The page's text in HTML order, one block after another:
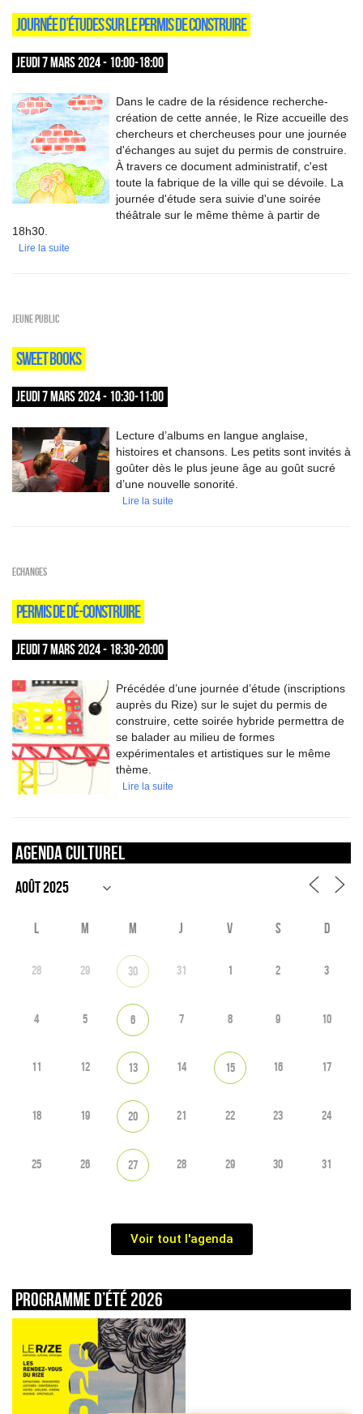
JOURNÉE D’ÉTUDES SUR LE PERMIS DE CONSTRUIRE
JEUDI 7 MARS 2024 - 10:00-18:00
Dans le cadre de la résidence recherche-
création de cette année, le Rize accueille des
chercheurs et chercheuses pour une journée
d'échanges au sujet du permis de construire.
À travers ce document administratif, c'est
toute la fabrique de la ville qui se dévoile. La
journée d'étude sera suivie d'une soirée
théâtrale sur le même thème à partir de
18h30.
Lire la suite
Jeune public
SWEET BOOKS
JEUDI 7 MARS 2024 - 10:30-11:00
Lecture d’albums en langue anglaise,
histoires et chansons. Les petits sont invités à
goûter dès le plus jeune âge au goût sucré
d’une nouvelle sonorité.
Lire la suite
ECHANGES
PERMIS DE DÉ-CONSTRUIRE
JEUDI 7 MARS 2024 - 18:30-20:00
Précédée d’une journée d’étude (inscriptions
auprès du Rize) sur le sujet du permis de
construire, cette soirée hybride permettra de
se balader au milieu de formes
expérimentales et artistiques sur le même
thème.
Lire la suite
Agenda culturel
L M M J V S D
28 29 30 31 1 2 3
4 5 6 7 8 9 10
11 12 13 14 15 16 17
18 19 20 21 22 23 24
25 26 27 28 29 30 31
Voir tout l'agenda
Programme d’été 2026